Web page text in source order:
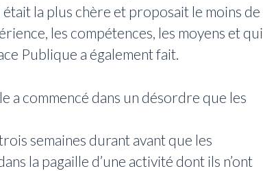
la plus chère et proposait le moins de
les compétences, les moyens et qui
Publique a également fait.
a commencé dans un désordre que les
semaines durant avant que les
la pagaille d’une activité dont ils n’ont